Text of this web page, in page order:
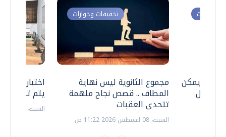
اختبارات
يتم
السبت، 18 يوليو 2026 09:22 ص
تحقيقات وحوارات
مجموع الثانوية ليس نهاية
المطاف .. قصص نجاح ملهمة
تتحدى العقبات
السبت، 08 اغسطس 2026 11:22 ص
وحوارات
.. هل يمكن
نتعامل